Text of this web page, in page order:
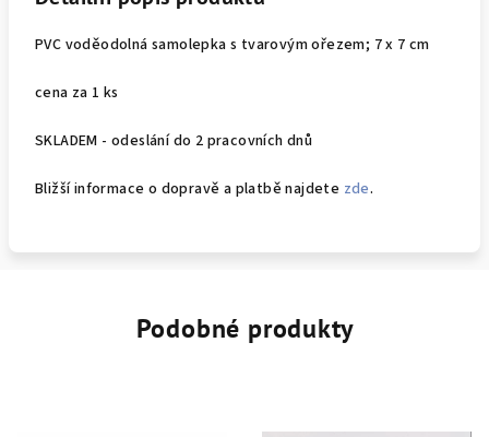
PVC voděodolná samolepka s tvarovým ořezem; 7 x 7 cm
cena za 1 ks
SKLADEM - odeslání do 2 pracovních dnů
Bližší informace o dopravě a platbě najdete zde.
Podobné produkty